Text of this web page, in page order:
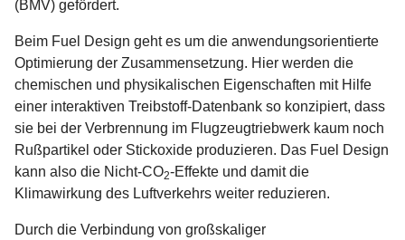
(BMV) gefördert.
Beim Fuel Design geht es um die anwendungsorientierte
Optimierung der Zusammensetzung. Hier werden die
chemischen und physikalischen Eigenschaften mit Hilfe
einer interaktiven Treibstoff-Datenbank so konzipiert, dass
sie bei der Verbrennung im Flugzeugtriebwerk kaum noch
Rußpartikel oder Stickoxide produzieren. Das Fuel Design
kann also die Nicht-CO2-Effekte und damit die
Klimawirkung des Luftverkehrs weiter reduzieren.
Durch die Verbindung von großskaliger